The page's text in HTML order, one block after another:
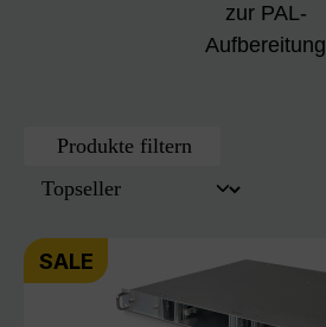
zur PAL-
Aufbereitung
Produkte filtern
SALE